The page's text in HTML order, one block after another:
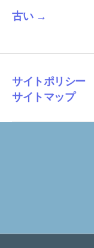
稿
ペ
ー
ジ
古い →
サイトポリシー
サイトマップ